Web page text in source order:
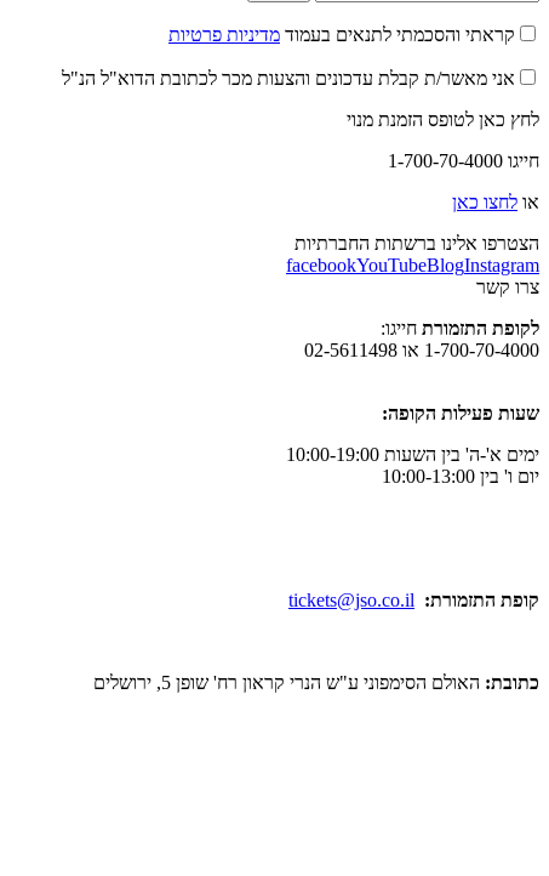
קראתי והסכמתי לתנאים בעמוד מדיניות פרטיות
אני מאשר/ת קבלת עדכונים והצעות מכר לכתובת הדוא"ל הנ"ל
לחץ כאן לטופס הזמנת מנוי
חייגו 1-700-70-4000
או לחצו כאן
הצטרפו אלינו ברשתות החברתיות
facebookYouTubeBlogInstagram
צרו קשר
לקופת התזמורת חייגו:
1-700-70-4000 או 02-5611498
שעות פעילות הקופה:
ימים א'-ה' בין השעות 10:00-19:00
יום ו' בין 10:00-13:00
קופת התזמורת: tickets@jso.co.il
כתובת: האולם הסימפוני ע"ש הנרי קראון רח' שופן 5, ירושלים